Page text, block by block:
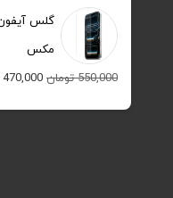
مکس
550,000 تومان قیمت
اصلی:
470,000